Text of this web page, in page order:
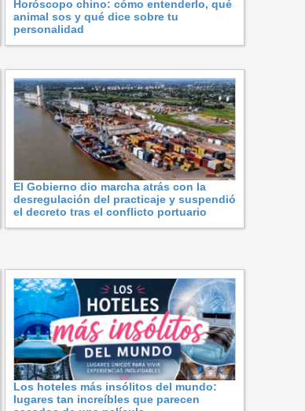
Horóscopo chino: cómo entenderlo, qué
animal sos y qué dice sobre tu
personalidad
El Gobierno dio marcha atrás con la
desregulación del practicaje y suspendió
el decreto tras el conflicto portuario
Los hoteles más insólitos del mundo:
lugares tan increíbles que parecen